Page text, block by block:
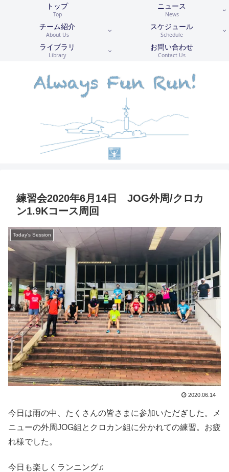
トップ
Top
ニュース
News
チーム紹介
About Us
スケジュール
Schedule
ライブラリ
Library
お問い合わせ
Contact Us
練習会2020年6月14日 JOG外周/クロカ
ン1.9Kコース周回
Today's Session
2020.06.14
今日は雨の中、たくさんの皆さまに参加いただぎした。メ
ニューの外周JOG組とクロカン組に分かれての練習。お疲
れ様でした。
今日も楽しくランニング♫